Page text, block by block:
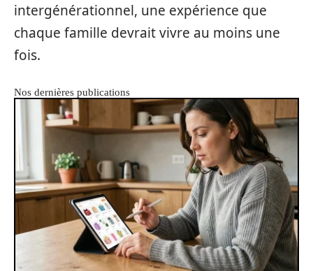
intergénérationnel, une expérience que
chaque famille devrait vivre au moins une
fois.
Nos dernières publications